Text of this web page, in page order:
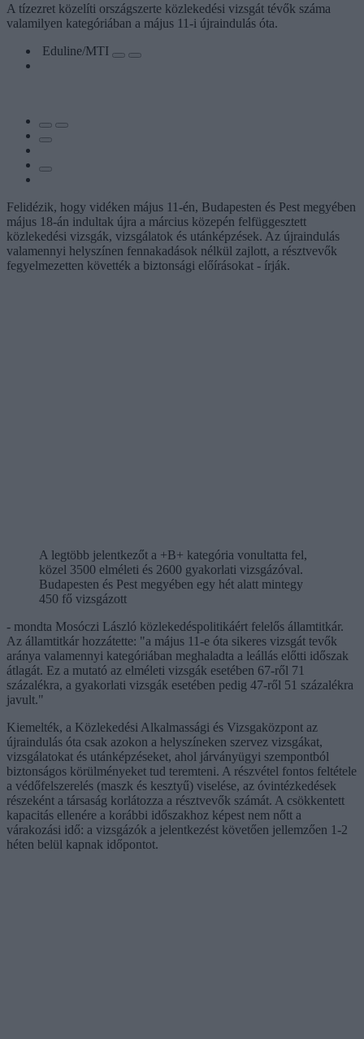
A tízezret közelíti országszerte közlekedési vizsgát tévők száma
valamilyen kategóriában a május 11-i újraindulás óta.
Eduline/MTI
Felidézik, hogy vidéken május 11-én, Budapesten és Pest megyében
május 18-án indultak újra a március közepén felfüggesztett
közlekedési vizsgák, vizsgálatok és utánképzések. Az újraindulás
valamennyi helyszínen fennakadások nélkül zajlott, a résztvevők
fegyelmezetten követték a biztonsági előírásokat - írják.
A legtöbb jelentkezőt a +B+ kategória vonultatta fel,
közel 3500 elméleti és 2600 gyakorlati vizsgázóval.
Budapesten és Pest megyében egy hét alatt mintegy
450 fő vizsgázott
- mondta Mosóczi László közlekedéspolitikáért felelős államtitkár.
Az államtitkár hozzátette: "a május 11-e óta sikeres vizsgát tevők
aránya valamennyi kategóriában meghaladta a leállás előtti időszak
átlagát. Ez a mutató az elméleti vizsgák esetében 67-ről 71
százalékra, a gyakorlati vizsgák esetében pedig 47-ről 51 százalékra
javult."
Kiemelték, a Közlekedési Alkalmassági és Vizsgaközpont az
újraindulás óta csak azokon a helyszíneken szervez vizsgákat,
vizsgálatokat és utánképzéseket, ahol járványügyi szempontból
biztonságos körülményeket tud teremteni. A részvétel fontos feltétele
a védőfelszerelés (maszk és kesztyű) viselése, az óvintézkedések
részeként a társaság korlátozza a résztvevők számát. A csökkentett
kapacitás ellenére a korábbi időszakhoz képest nem nőtt a
várakozási idő: a vizsgázók a jelentkezést követően jellemzően 1-2
héten belül kapnak időpontot.